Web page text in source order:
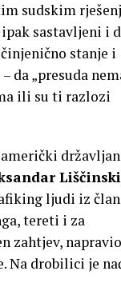
sudskim
sastavljeni i
stanje i
da „presuda
ili su ti razlozi
američki
Liščinski
ljudi iz
tereti i za
zahtjev, napravio
Na drobilici je